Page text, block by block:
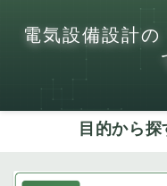
電気設備設計の